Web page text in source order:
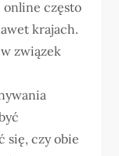
online często
krajach.
związek
się, czy obie